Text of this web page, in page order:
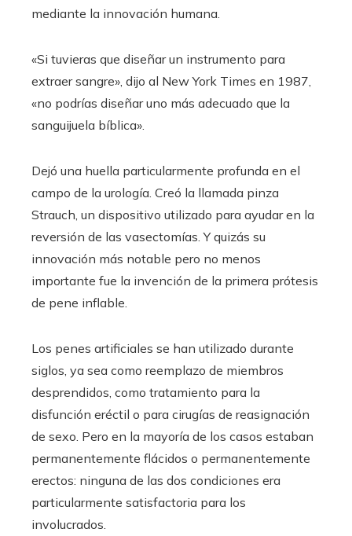
mediante la innovación humana.
«Si tuvieras que diseñar un instrumento para
extraer sangre», dijo al New York Times en 1987,
«no podrías diseñar uno más adecuado que la
sanguijuela bíblica».
Dejó una huella particularmente profunda en el
campo de la urología. Creó la llamada pinza
Strauch, un dispositivo utilizado para ayudar en la
reversión de las vasectomías. Y quizás su
innovación más notable pero no menos
importante fue la invención de la primera prótesis
de pene inflable.
Los penes artificiales se han utilizado durante
siglos, ya sea como reemplazo de miembros
desprendidos, como tratamiento para la
disfunción eréctil o para cirugías de reasignación
de sexo. Pero en la mayoría de los casos estaban
permanentemente flácidos o permanentemente
erectos: ninguna de las dos condiciones era
particularmente satisfactoria para los
involucrados.